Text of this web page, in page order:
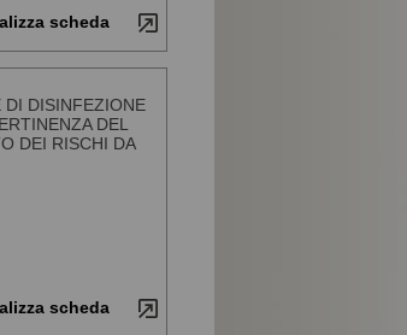
scheda
DI DISINFEZIONE
DEL
DEI RISCHI DA
scheda